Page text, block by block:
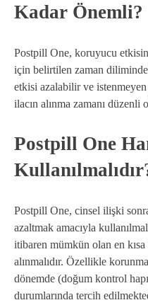
Kadar Önemli?
Postpill One, koruyucu
için belirtilen zaman diliminde
etkisi azalabilir ve
ilacın alınma zamanı
Postpill One
Postpill One, cinsel ilişki
azaltmak amacıyla
itibaren mümkün olan en
alınmalıdır. Özellikle
dönemde (doğum kontrol
durumlarında tercih